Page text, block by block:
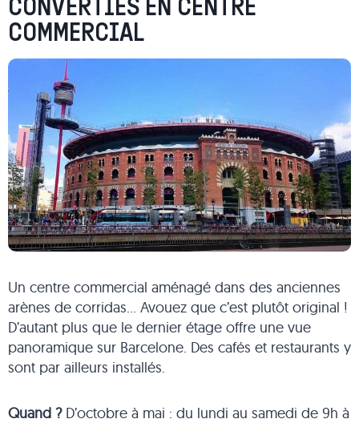
CONVERTIES EN CENTRE
COMMERCIAL
Un centre commercial aménagé dans des anciennes
arènes de corridas… Avouez que c’est plutôt original !
D’autant plus que le dernier étage offre une vue
panoramique sur Barcelone. Des cafés et restaurants y
sont par ailleurs installés.
Quand ?D’octobre à mai : du lundi au samedi de 9h à